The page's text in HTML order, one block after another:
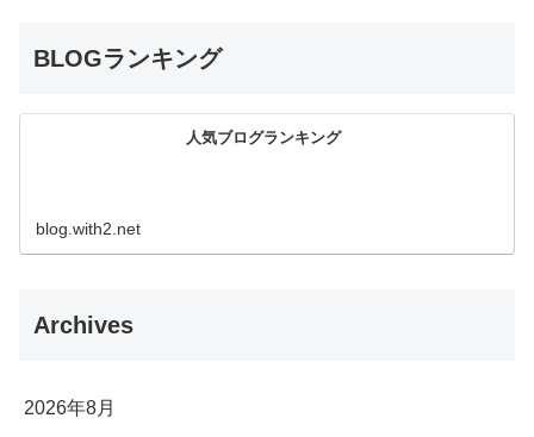
BLOGランキング
人気ブログランキング
blog.with2.net
Archives
2026年8月